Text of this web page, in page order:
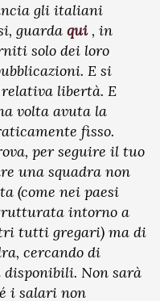
gli italiani
guarda qui, in
solo dei loro
E si
libertà. E
volta avuta la
fisso.
per seguire il tuo
una squadra non
(come nei paesi
intorno a
tutti gregari) ma di
cercando di
Non sarà
i salari non